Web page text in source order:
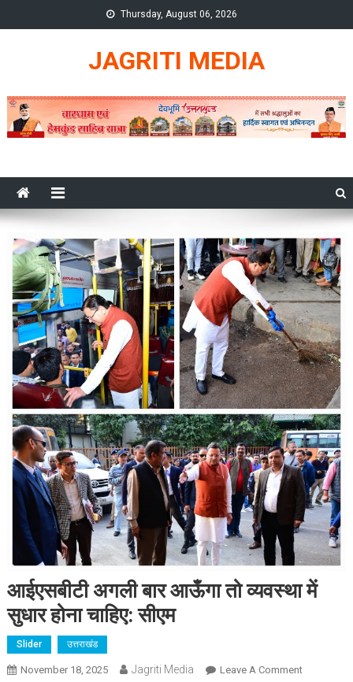
to
Thursday, August 06, 2026
JAGRITI MEDIA
आईएसबीटी अगली बार आऊँगा तो व्यवस्था में
सुधार होना चाहिए: सीएम
Slider उत्तराखंड
November 18, 2025 Jagriti Media Leave A CommentOn